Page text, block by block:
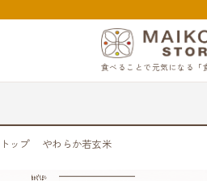
食べることで元気になる「
トップ やわらか若玄米